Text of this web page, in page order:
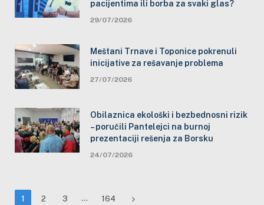
pacijentima ili borba za svaki glas?
29/07/2026
Meštani Trnave i Toponice pokrenuli
inicijative za rešavanje problema
27/07/2026
Obilaznica ekološki i bezbednosni rizik
– poručili Pantelejci na burnoj
prezentaciji rešenja za Borsku
24/07/2026
1 2 3 … 164 Next